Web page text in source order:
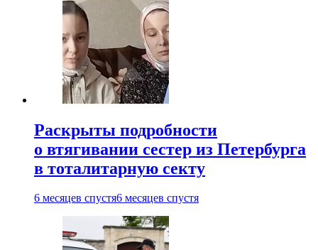
Раскрыты подробности
о втягивании сестер из Петербурга
в тоталитарную секту
6 месяцев спустя6 месяцев спустя